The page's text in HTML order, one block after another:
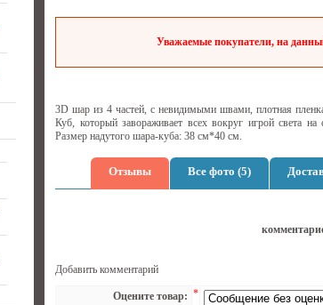
Уважаемые покупатели, на
3D шар из 4 частей, с невидимыми швами, плотная
Куб, который завораживает всех вокруг игрой света
Размер надутого шара-куба: 38 см*40 см.
Отзывы Все фото (5)
Добавить комментарий
Оцените товар: *